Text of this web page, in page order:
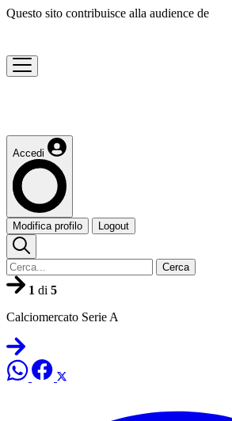
Questo sito contribuisce alla audience de
Accedi
Modifica profilo Logout
Cerca
1 di 5
Calciomercato Serie A